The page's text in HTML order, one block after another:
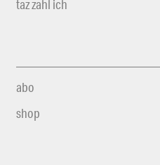
taz zahl ich
abo
shop